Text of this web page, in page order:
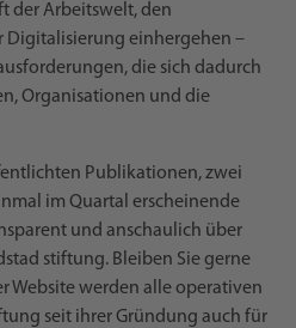
der Arbeitswelt, den
Digitalisierung einhergehen –
die sich dadurch
Organisationen und die
Publikationen, zwei
im Quartal erscheinende
und anschaulich über
stiftung. Bleiben Sie gerne
Website werden alle operativen
seit ihrer Gründung auch für